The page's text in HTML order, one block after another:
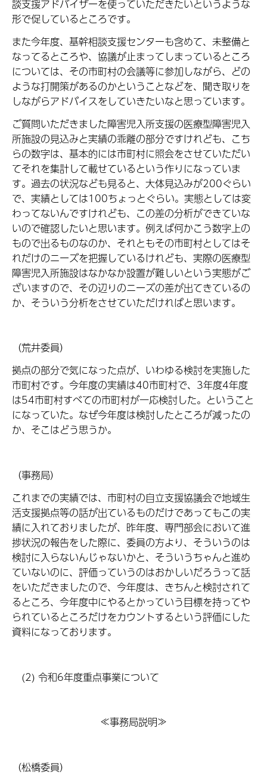
談支援アドバイザーを使っていただきたいというような
形で促しているところです。
また今年度、基幹相談支援センターも含めて、未整備と
なってるところや、協議が止まってしまっているところ
については、その市町村の会議等に参加しながら、どの
ような打開策があるのかということなどを、聞き取りを
しながらアドバイスをしていきたいなと思っています。
ご質問いただきました障害児入所支援の医療型障害児入
所施設の見込みと実績の乖離の部分ですけれども、こち
らの数字は、基本的には市町村に照会をさせていただい
てそれを集計して載せているという作りになっていま
す。過去の状況なども見ると、大体見込みが200ぐらい
で、実績としては100ちょっとぐらい。実態としては変
わってないんですけれども、この差の分析ができていな
いので確認したいと思います。例えば何かこう数字上の
もので出るものなのか、それともその市町村としてはそ
れだけのニーズを把握しているけれども、実際の医療型
障害児入所施設はなかなか設置が難しいという実態がご
ざいますので、その辺りのニーズの差が出てきているの
か、そういう分析をさせていただければと思います。
（荒井委員）
拠点の部分で気になった点が、いわゆる検討を実施した
市町村です。今年度の実績は40市町村で、3年度4年度
は54市町村すべての市町村が一応検討した。ということ
になっていた。なぜ今年度は検討したところが減ったの
か、そこはどう思うか。
（事務局）
これまでの実績では、市町村の自立支援協議会で地域生
活支援拠点等の話が出ているものだけであってもこの実
績に入れておりましたが、昨年度、専門部会において進
捗状況の報告をした際に、委員の方より、そういうのは
検討に入らないんじゃないかと、そういうちゃんと進め
ていないのに、評価っていうのはおかしいだろうって話
をいただきましたので、今年度は、きちんと検討されて
るところ、今年度中にやるとかっていう目標を持ってや
られているところだけをカウントするという評価にした
資料になっております。
(2) 令和6年度重点事業について
≪事務局説明≫
（松橋委員）